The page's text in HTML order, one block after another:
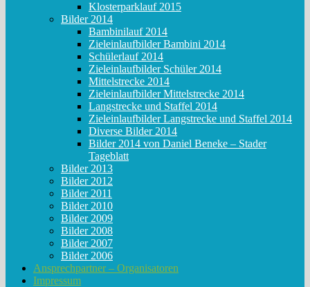
Klosterparklauf 2015
Bilder 2014
Bambinilauf 2014
Zieleinlaufbilder Bambini 2014
Schülerlauf 2014
Zieleinlaufbilder Schüler 2014
Mittelstrecke 2014
Zieleinlaufbilder Mittelstrecke 2014
Langstrecke und Staffel 2014
Zieleinlaufbilder Langstrecke und Staffel 2014
Diverse Bilder 2014
Bilder 2014 von Daniel Beneke – Stader
Tageblatt
Bilder 2013
Bilder 2012
Bilder 2011
Bilder 2010
Bilder 2009
Bilder 2008
Bilder 2007
Bilder 2006
Ansprechpartner – Organisatoren
Impressum